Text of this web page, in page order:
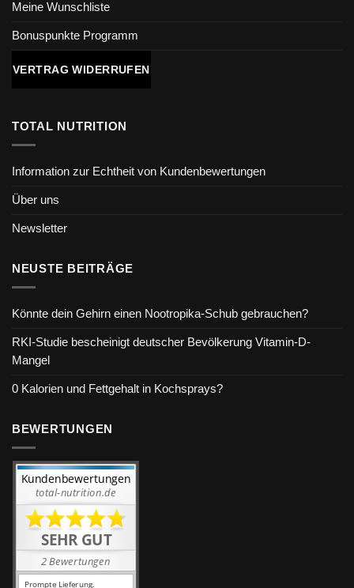
Meine Wunschliste
Bonuspunkte Programm
VERTRAG WIDERRUFEN
TOTAL NUTRITION
Information zur Echtheit von Kundenbewertungen
Über uns
Newsletter
NEUSTE BEITRÄGE
Könnte dein Gehirn einen Nootropika-Schub gebrauchen?
RKI-Studie bescheinigt deutscher Bevölkerung Vitamin-D-
Mangel
0 Kalorien und Fettgehalt in Kochsprays?
BEWERTUNGEN